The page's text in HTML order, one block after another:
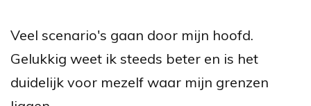
Veel scenario's gaan door mijn hoofd.
Gelukkig weet ik steeds beter en is het
duidelijk voor mezelf waar mijn grenzen